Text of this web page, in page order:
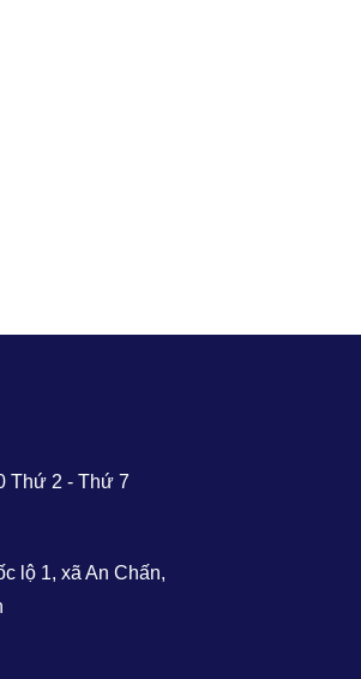
Thứ 2 - Thứ 7
lộ 1, xã An Chấn,